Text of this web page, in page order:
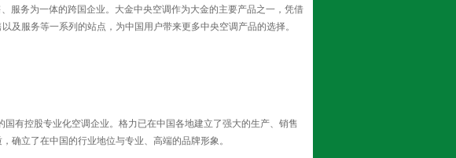
服务为一体的跨国企业。大金中央空调作为大金的主要产品之一，凭借
及服务等一系列的站点，为中国用户带来更多中央空调产品的选择。
有控股专业化空调企业。格力已在中国各地建立了强大的生产、销售
确立了在中国的行业地位与专业、高端的品牌形象。